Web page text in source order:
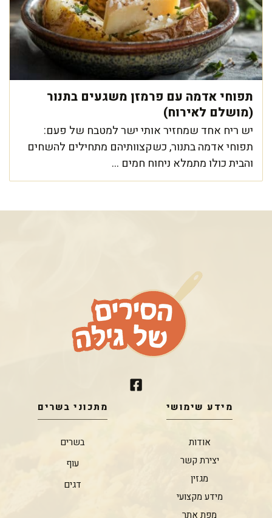
תפוחי אדמה עם פרמזן משגעים בתנור
(מושלם לאירוח)
יש ריח אחד שמחזיר אותי ישר למטבח של פעם:
תפוחי אדמה בתנור, כשקצוותיהם מתחילים להשחים
והבית כולו מתמלא ניחוח חמים ...
מידע שימושי
אודות
יצירת קשר
מגזין
מידע מקצועי
מפת אתר
מתכוני בשרים
בשרים
עוף
דגים